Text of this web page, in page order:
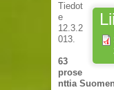
Tiedot
e
12.3.2
013.
63
prose
nttia